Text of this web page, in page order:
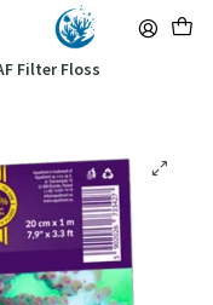
(Envio extresso: 14,90€)
Filter Floss